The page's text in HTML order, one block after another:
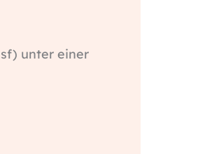
unter einer